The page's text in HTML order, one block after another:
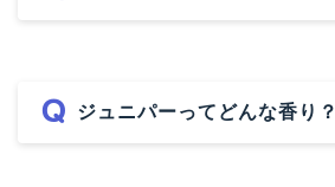
ジュニパーってどんな香り？